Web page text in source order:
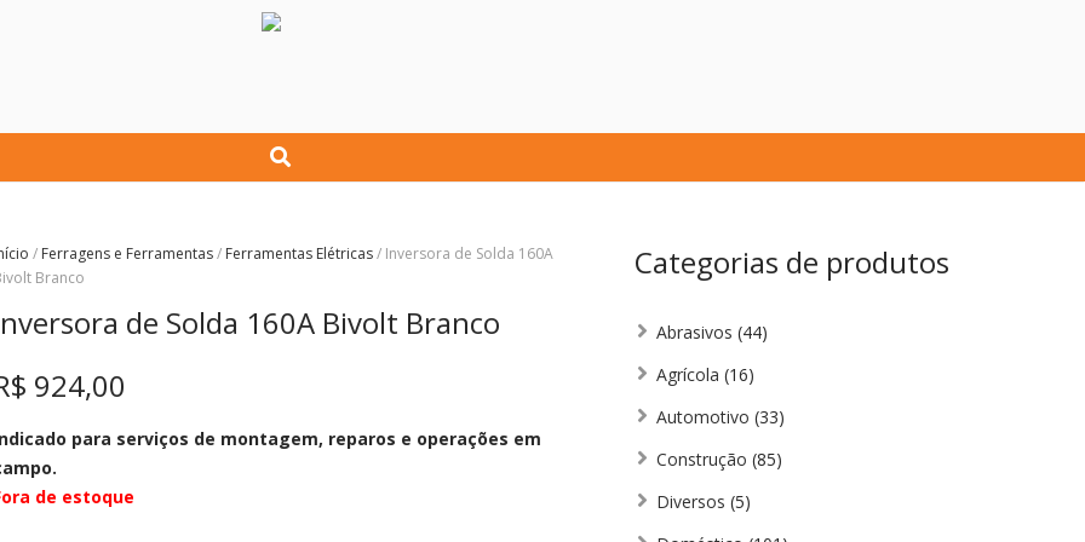
/ Ferragens e Ferramentas/ Ferramentas Elétricas/ Inversora de Solda 160A
Branco
de Solda 160A Bivolt Branco
924,00
para serviços de montagem, reparos e operações em
de estoque
Categorias de produtos
Abrasivos (44)
Agrícola (16)
Automotivo (33)
Construção (85)
Diversos (5)